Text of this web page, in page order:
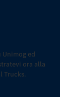
ed
ora alla
Trucks.